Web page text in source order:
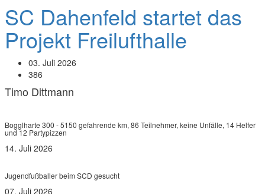
SC Dahenfeld startet das
Projekt Freilufthalle
03. Juli 2026
386
Timo Dittmann
Bogglharte 300 - 5150 gefahrende km, 86 Teilnehmer, keine Unfälle, 14 Helfer
und 12 Partypizzen
14. Juli 2026
Jugendfußballer beim SCD gesucht
07. Juli 2026